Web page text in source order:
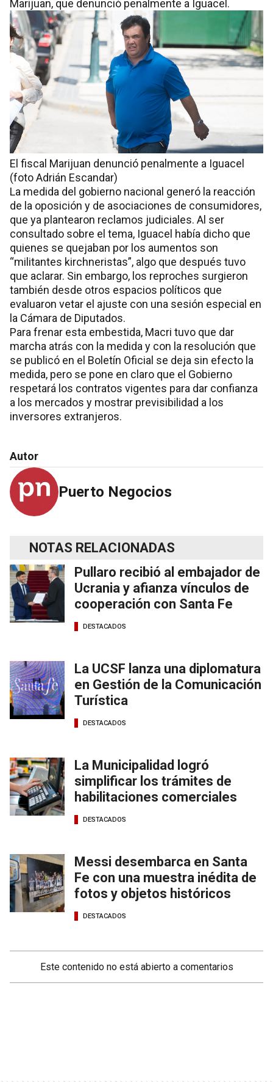
Marijuan, que denunció penalmente a Iguacel.
El fiscal Marijuan denunció penalmente a Iguacel
(foto Adrián Escandar)
La medida del gobierno nacional generó la reacción
de la oposición y de asociaciones de consumidores,
que ya plantearon reclamos judiciales. Al ser
consultado sobre el tema, Iguacel había dicho que
quienes se quejaban por los aumentos son
“militantes kirchneristas”, algo que después tuvo
que aclarar. Sin embargo, los reproches surgieron
también desde otros espacios políticos que
evaluaron vetar el ajuste con una sesión especial en
la Cámara de Diputados.
Para frenar esta embestida, Macri tuvo que dar
marcha atrás con la medida y con la resolución que
se publicó en el Boletín Oficial se deja sin efecto la
medida, pero se pone en claro que el Gobierno
respetará los contratos vigentes para dar confianza
a los mercados y mostrar previsibilidad a los
inversores extranjeros.
Autor
Puerto Negocios
NOTAS RELACIONADAS
Pullaro recibió al embajador de
Ucrania y afianza vínculos de
cooperación con Santa Fe
DESTACADOS
La UCSF lanza una diplomatura
en Gestión de la Comunicación
Turística
DESTACADOS
La Municipalidad logró
simplificar los trámites de
habilitaciones comerciales
DESTACADOS
Messi desembarca en Santa
Fe con una muestra inédita de
fotos y objetos históricos
DESTACADOS
Este contenido no está abierto a comentarios